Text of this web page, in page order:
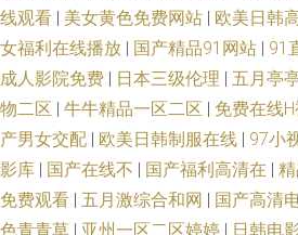
线观看 | 美女黄色免费网站 | 欧美日韩
女福利在线播放 | 国产精品91网站 | 91
成人影院免费 | 日本三级伦理 | 五月亭
物二区 | 牛牛精品一区二区 | 免费在线
产男女交配 | 欧美日韩制服在线 | 97小
影库 | 国产在线不 | 国产福利高清在 |
免费观看 | 五月激综合和网 | 国产高清
色青青草 | 亚州一区二区婷婷 | 日韩电